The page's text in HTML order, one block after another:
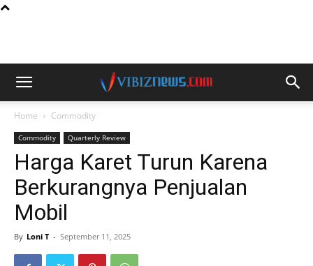
Home Commodity
Commodity Quarterly Review
Harga Karet Turun Karena
Berkurangnya Penjualan
Mobil
By Loni T - September 11, 2025